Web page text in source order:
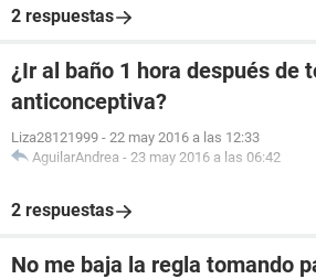
2 respuestas
¿Ir al baño 1 hora después de
anticonceptiva?
Liza28121999 - 22 may 2016 a las 12:33
AguilarAndrea - 23 may 2016 a las 06:42
2 respuestas
No me baja la regla tomando